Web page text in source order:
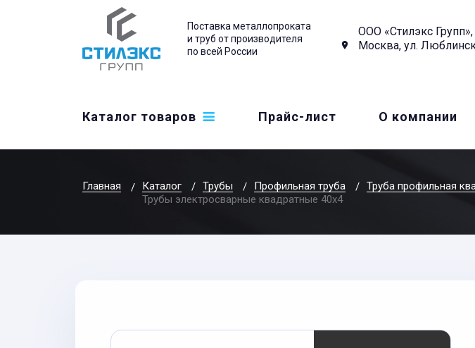
Поставка металлопроката
и труб от производителя
по всей России
ООО «Стилэкс Групп»,
Москва, ул.
Каталог товаров Прайс-лист О компании
Главная Каталог Трубы Профильная труба
Труба профильная
Трубы электросварные квадратные 40x4